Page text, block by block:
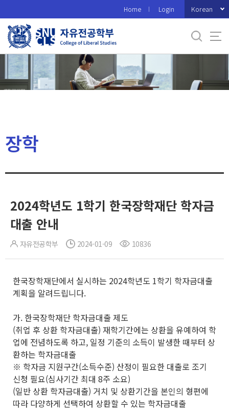
로
메
Home Login Korean
장학
2024학년도 1학기 한국장학재단 학자금
대출 안내
자유전공학부 2024-01-09 10836
한국장학재단에서 실시하는 2024학년도 1학기 학자금대출
계획을 알려드립니다.
가. 한국장학재단 학자금대출 제도
(취업 후 상환 학자금대출) 재학기간에는 상환을 유예하여 학
업에 전념하도록 하고, 일정 기준의 소득이 발생한 때부터 상
환하는 학자금대출
※ 학자금 지원구간(소득수준) 산정이 필요한 대출로 조기
신청 필요(심사기간 최대 8주 소요)
(일반 상환 학자금대출) 거치 및 상환기간을 본인의 형편에
따라 다양하게 선택하여 상환할 수 있는 학자금대출